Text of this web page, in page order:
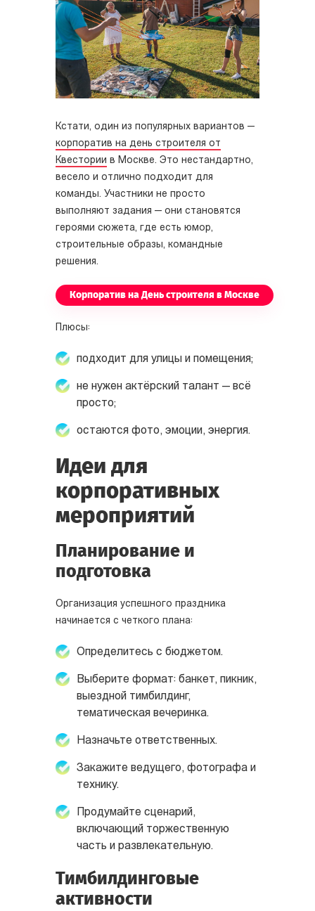
Кстати, один из популярных вариантов —
корпоратив на день строителя от
Квестории в Москве. Это нестандартно,
весело и отлично подходит для
команды. Участники не просто
выполняют задания — они становятся
героями сюжета, где есть юмор,
строительные образы, командные
решения.
Корпоратив на День строителя в Москве
Плюсы:
подходит для улицы и помещения;
не нужен актёрский талант — всё
просто;
остаются фото, эмоции, энергия.
Идеи для
корпоративных
мероприятий
Планирование и
подготовка
Организация успешного праздника
начинается с четкого плана:
Определитесь с бюджетом.
Выберите формат: банкет, пикник,
выездной тимбилдинг,
тематическая вечеринка.
Назначьте ответственных.
Закажите ведущего, фотографа и
технику.
Продумайте сценарий,
включающий торжественную
часть и развлекательную.
Тимбилдинговые
активности